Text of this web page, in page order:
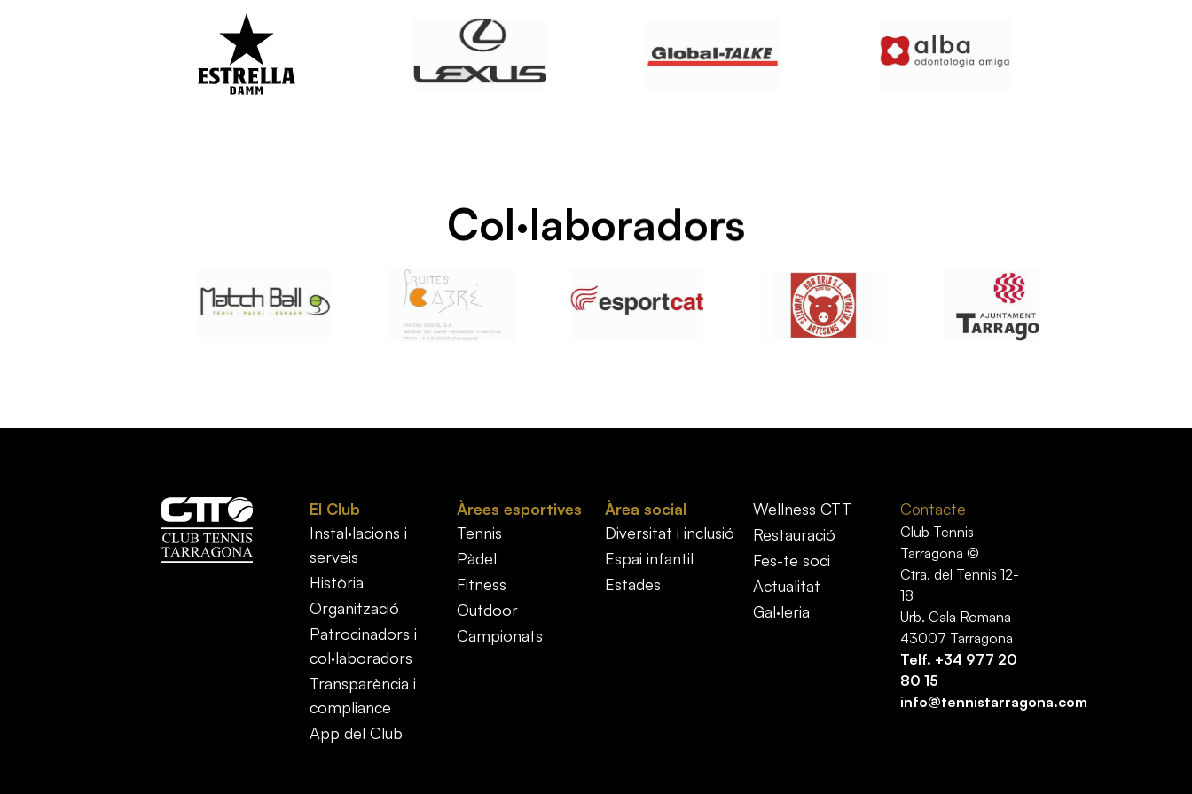
Col·laboradors
El Club
Instal·lacions i
serveis
Història
Organització
Patrocinadors i
col·laboradors
Transparència i
compliance
App del Club
Àrees esportives
Tennis
Pàdel
Fitness
Outdoor
Campionats
Àrea social
Diversitat i inclusió
Espai infantil
Estades
Wellness CTT
Restauració
Fes-te soci
Actualitat
Gal·leria
Contacte
Club Tennis
Tarragona ©
Ctra. del Tennis 12-
18
Urb. Cala Romana
43007 Tarragona
Telf. +34 977 20
80 15
info@tennistarragona.com